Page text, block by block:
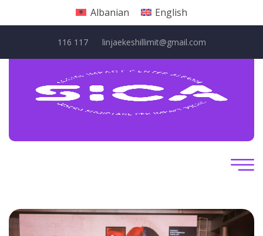
Albanian English
116 117 linjaekeshillimit@gmail.com